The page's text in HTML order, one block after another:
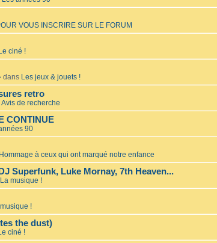
VOUS INSCRIRE SUR LE FORUM
Le ciné !
dans Les jeux & jouets !
retro
Avis de recherche
CONTINUE
90
Hommage à ceux qui ont marqué notre enfance
Superfunk, Luke Mornay, 7th Heaven...
La musique !
!
the dust)
ciné !